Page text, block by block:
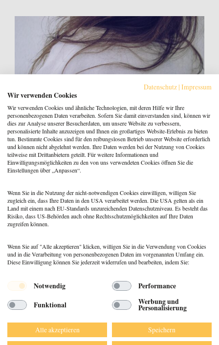
Essstörungen im Coaching
Menü
VERLAG GMBH
IMPRESSUM
Datenschutz | Impressum
Wir verwenden Cookies
Wir verwenden Cookies und ähnliche Technologien, mit deren Hilfe wir Ihre
personenbezogenen Daten verarbeiten. Sofern Sie damit einverstanden sind, können wir
dies zur Analyse unserer Besucherdaten, um unsere Website zu verbessern,
personalisierte Inhalte anzuzeigen und Ihnen ein großartiges Website-Erlebnis zu bieten
tun. Bestimmte Cookies sind für den reibungslosen Betrieb unserer Website erforderlich
und können nicht abgelehnt werden. Ihre Daten werden bei der Nutzung von Cookies
teilweise mit Drittanbietern geteilt. Für weitere Informationen und
Einwilligungsmöglichkeiten zu den von uns verwendeten Cookies öffnen Sie die
Einstellungen über „Anpassen“.
Wenn Sie in die Nutzung der nicht-notwendigen Cookies einwilligen, willigen Sie
zugleich ein, dass Ihre Daten in den USA verarbeitet werden. Die USA gelten als ein
Land mit einem nach EU-Standards unzureichenden Datenschutzniveau. Es besteht das
Risiko, dass US-Behörden auch ohne Rechtsschutzmöglichkeiten auf Ihre Daten
zugreifen können.
Wenn Sie auf "Alle akzeptieren" klicken, willigen Sie in die Verwendung von Cookies
und in die Verarbeitung von personenbezogenen Daten im vorgenannten Umfang ein.
Diese Einwilligung können Sie jederzeit widerrufen und bearbeiten, indem Sie:
Notwendig
Performance
Funktional
Werbung und
Personalisierung
Alle akzeptieren
Speichern